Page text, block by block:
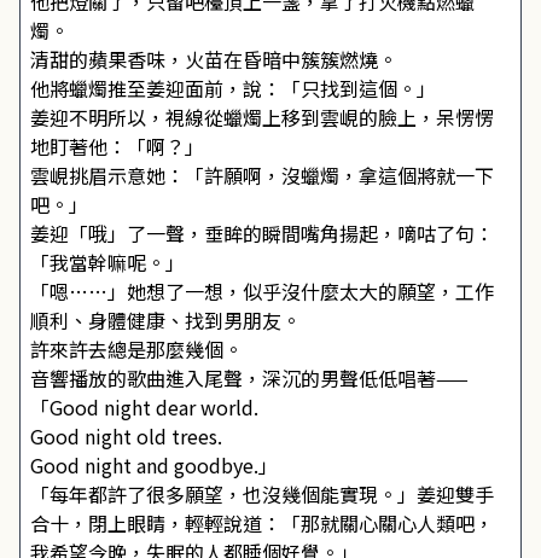
燭。
清甜的蘋果香味，火苗在昏暗中簇簇燃燒。
他將蠟燭推至姜迎面前，說：「只找到這個。」
姜迎不明所以，視線從蠟燭上移到雲峴的臉上，呆愣愣
地盯著他：「啊？」
雲峴挑眉示意她：「許願啊，沒蠟燭，拿這個將就一下
吧。」
姜迎「哦」了一聲，垂眸的瞬間嘴角揚起，嘀咕了句：
「我當幹嘛呢。」
「嗯……」她想了一想，似乎沒什麼太大的願望，工作
順利、身體健康、找到男朋友。
許來許去總是那麼幾個。
音響播放的歌曲進入尾聲，深沉的男聲低低唱著——
「Good night dear world.
Good night old trees.
Good night and goodbye.」
「每年都許了很多願望，也沒幾個能實現。」姜迎雙手
合十，閉上眼睛，輕輕說道：「那就關心關心人類吧，
我希望今晚，失眠的人都睡個好覺。」